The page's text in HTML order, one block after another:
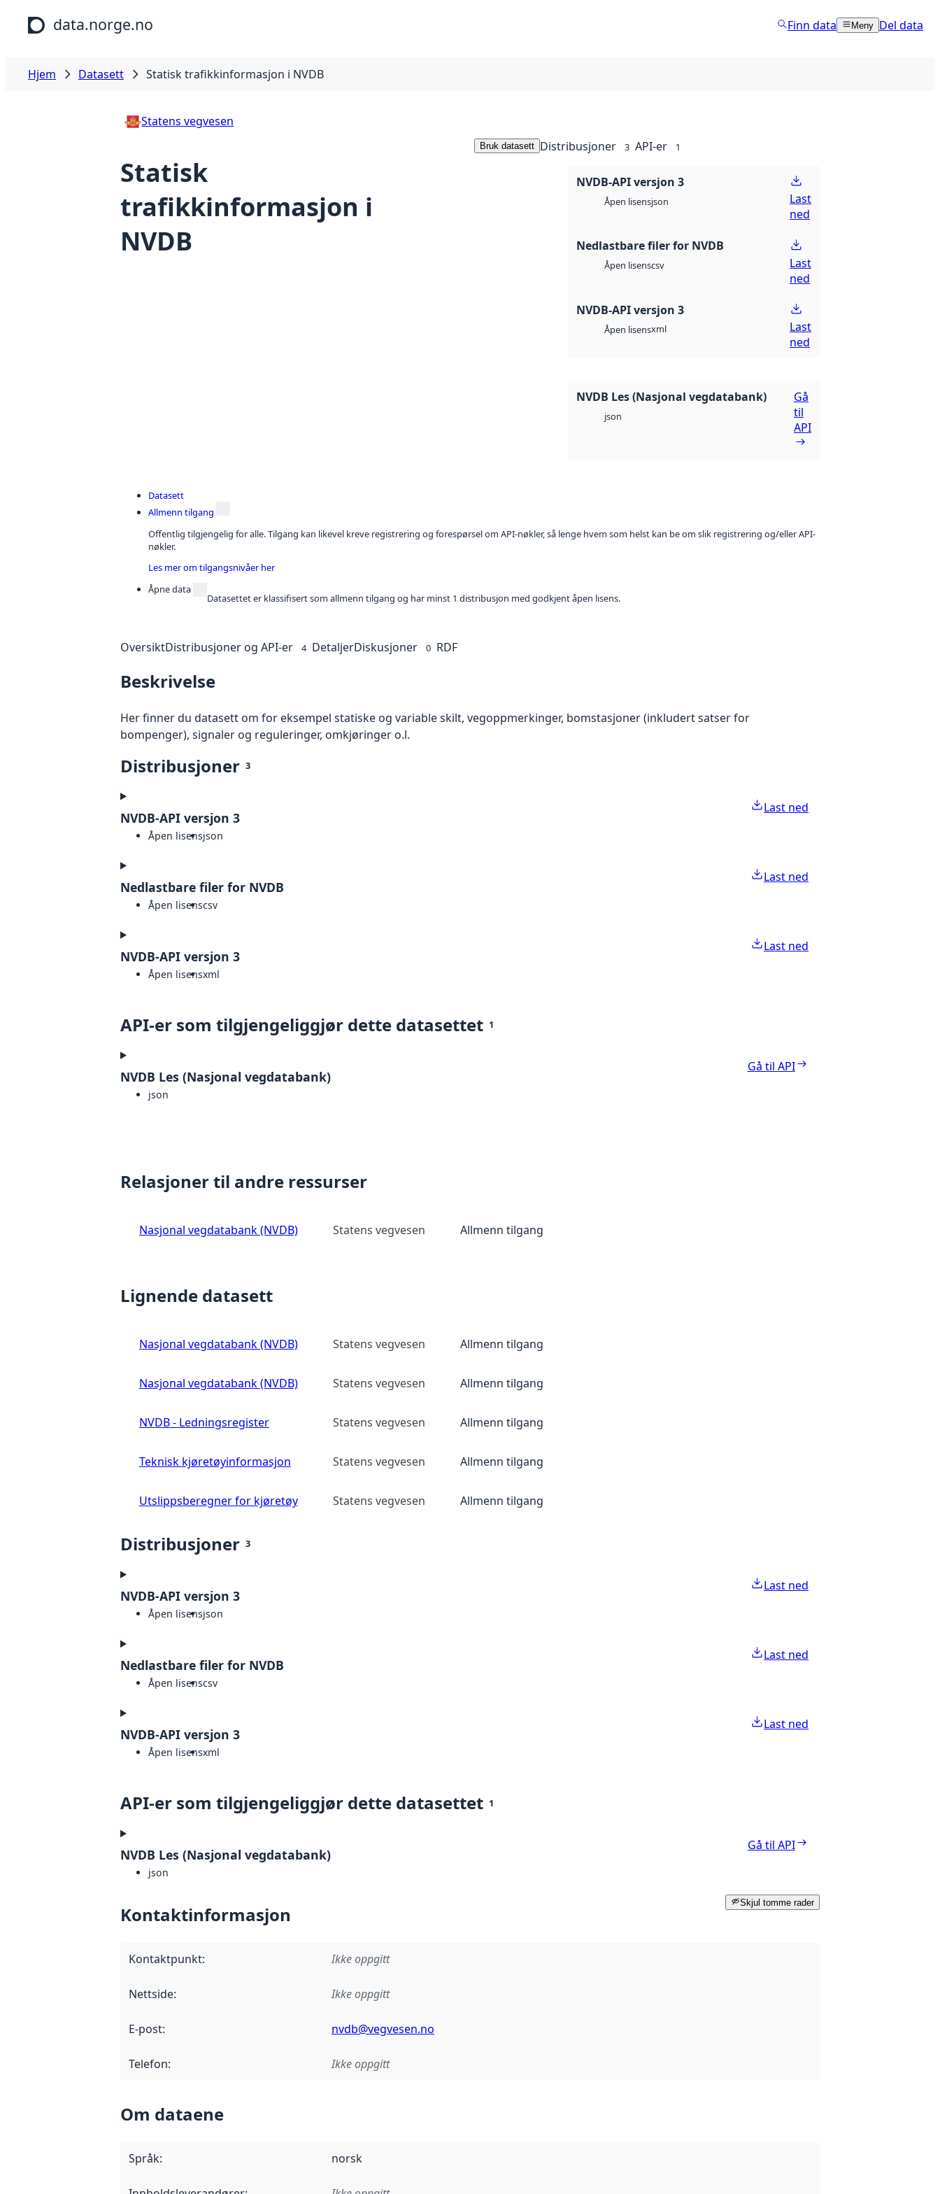
Hopp til hovedinnhold
data.norge.no Finn data Meny Del data
Hjem Datasett Statisk trafikkinformasjon i NVDB
Statens vegvesen
Statisk
trafikkinformasjon i
NVDB
Bruk datasett Distribusjoner 3 API-er 1
NVDB-API versjon 3
Åpen lisensjson
Last
ned
Nedlastbare filer for NVDB
Åpen lisenscsv
Last
ned
NVDB-API versjon 3
Åpen lisensxml
Last
ned
NVDB Les (Nasjonal vegdatabank)
json
Gå
til
API
Datasett
Allmenn tilgang
Offentlig tilgjengelig for alle. Tilgang kan likevel kreve registrering og forespørsel om API-nøkler, så lenge hvem som helst kan be om slik registrering og/eller API-
nøkler.
Les mer om tilgangsnivåer her
Åpne data
Datasettet er klassifisert som allmenn tilgang og har minst 1 distribusjon med godkjent åpen lisens.
OversiktDistribusjoner og API-er 4 DetaljerDiskusjoner 0 RDF
Beskrivelse
Her finner du datasett om for eksempel statiske og variable skilt, vegoppmerkinger, bomstasjoner (inkludert satser for
bompenger), signaler og reguleringer, omkjøringer o.l.
Distribusjoner 3
NVDB-API versjon 3
Åpen lisensjson
Last ned
Nedlastbare filer for NVDB
Åpen lisenscsv
Last ned
NVDB-API versjon 3
Åpen lisensxml
Last ned
API-er som tilgjengeliggjør dette datasettet 1
NVDB Les (Nasjonal vegdatabank)
json
Gå til API
Relasjoner til andre ressurser
Nasjonal vegdatabank (NVDB) Statens vegvesen Allmenn tilgang
Lignende datasett
Nasjonal vegdatabank (NVDB) Statens vegvesen Allmenn tilgang
Nasjonal vegdatabank (NVDB) Statens vegvesen Allmenn tilgang
NVDB - Ledningsregister Statens vegvesen Allmenn tilgang
Teknisk kjøretøyinformasjon Statens vegvesen Allmenn tilgang
Utslippsberegner for kjøretøy Statens vegvesen Allmenn tilgang
Distribusjoner 3
NVDB-API versjon 3
Åpen lisensjson
Last ned
Nedlastbare filer for NVDB
Åpen lisenscsv
Last ned
NVDB-API versjon 3
Åpen lisensxml
Last ned
API-er som tilgjengeliggjør dette datasettet 1
NVDB Les (Nasjonal vegdatabank)
json
Gå til API
Skjul tomme rader
Kontaktinformasjon
Kontaktpunkt: Ikke oppgitt
Nettside: Ikke oppgitt
E-post: nvdb@vegvesen.no
Telefon: Ikke oppgitt
Om dataene
Språk: norsk